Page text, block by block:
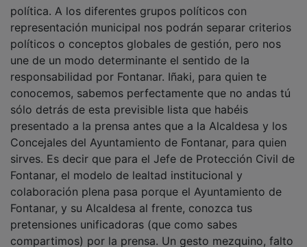
representación municipal nos podrán separar criterios
políticos o conceptos globales de gestión, pero nos
une de un modo determinante el sentido de la
responsabilidad por Fontanar. Iñaki, para quien te
conocemos, sabemos perfectamente que no andas tú
sólo detrás de esta previsible lista que habéis
presentado a la prensa antes que a la Alcaldesa y los
Concejales del Ayuntamiento de Fontanar, para quien
sirves. Es decir que para el Jefe de Protección Civil de
Fontanar, el modelo de lealtad institucional y
colaboración plena pasa porque el Ayuntamiento de
Fontanar, y su Alcaldesa al frente, conozca tus
pretensiones unificadoras (que como sabes
compartimos) por la prensa. Un gesto mezquino, falto
de nobleza y moralmente despreciable. En este